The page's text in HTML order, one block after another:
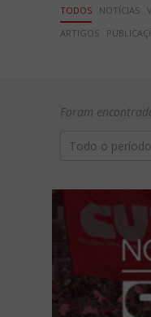
TODOS NOTÍCIAS
ARTIGOS
Foram
Todo o período